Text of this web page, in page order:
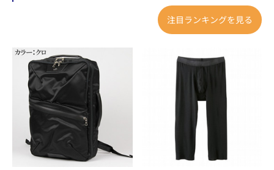
注目ランキングを見る